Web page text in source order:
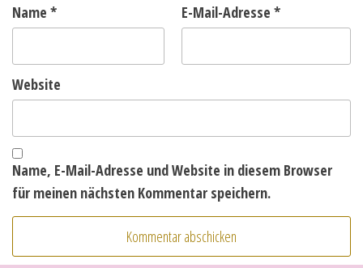
Name * E-Mail-Adresse *
Website
Name, E-Mail-Adresse und Website in diesem Browser
für meinen nächsten Kommentar speichern.